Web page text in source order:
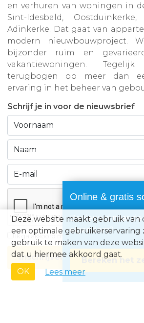
Online & gratis
Benieuwd naar de
eigendom?
Bereken het
en verhuren van woningen in
Sint-Idesbald,
Adinkerke. Dat gaat van
modern nieuwbouwproject.
bijzonder ruim en
vakantiewoningen.
terugbogen op meer dan
ervaring in het beheer van
Schrijf je in voor de nieuwsbrief
Ik ga akkoord met de privacyvoorwaarden
Inschrijven
Deze website maakt gebruik van
een optimale gebruikerservaring
gebruik te maken van deze
dat u hiermee akkoord gaat.
OK
Lees meer